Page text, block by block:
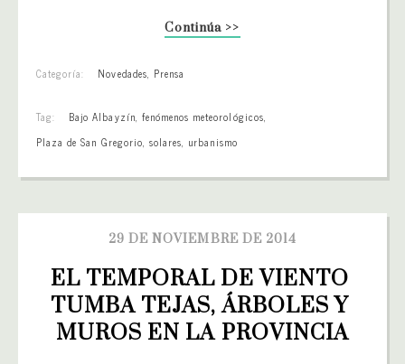
Continúa >>
Categoría: Novedades, Prensa
Tag: Bajo Albayzín, fenómenos meteorológicos,
Plaza de San Gregorio, solares, urbanismo
29 DE NOVIEMBRE DE 2014
EL TEMPORAL DE VIENTO
TUMBA TEJAS, ÁRBOLES Y
MUROS EN LA PROVINCIA